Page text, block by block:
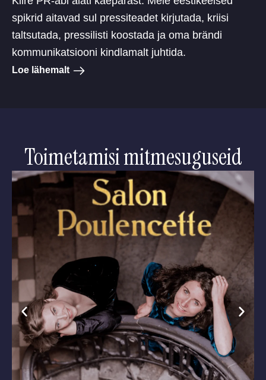
spikrid aitavad sul pressiteadet kirjutada, kriisi
taltsutada, pressilisti koostada ja oma brändi
kommunikatsiooni kindlamalt juhtida.
Loe lähemalt
Toimetamisi mitmesuguseid